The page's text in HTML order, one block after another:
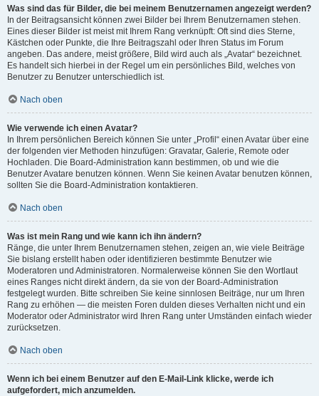
Was sind das für Bilder, die bei meinem Benutzernamen angezeigt werden?
In der Beitragsansicht können zwei Bilder bei Ihrem Benutzernamen stehen.
Eines dieser Bilder ist meist mit Ihrem Rang verknüpft: Oft sind dies Sterne,
Kästchen oder Punkte, die Ihre Beitragszahl oder Ihren Status im Forum
angeben. Das andere, meist größere, Bild wird auch als „Avatar“ bezeichnet.
Es handelt sich hierbei in der Regel um ein persönliches Bild, welches von
Benutzer zu Benutzer unterschiedlich ist.
Nach oben
Wie verwende ich einen Avatar?
In Ihrem persönlichen Bereich können Sie unter „Profil“ einen Avatar über eine
der folgenden vier Methoden hinzufügen: Gravatar, Galerie, Remote oder
Hochladen. Die Board-Administration kann bestimmen, ob und wie die
Benutzer Avatare benutzen können. Wenn Sie keinen Avatar benutzen können,
sollten Sie die Board-Administration kontaktieren.
Nach oben
Was ist mein Rang und wie kann ich ihn ändern?
Ränge, die unter Ihrem Benutzernamen stehen, zeigen an, wie viele Beiträge
Sie bislang erstellt haben oder identifizieren bestimmte Benutzer wie
Moderatoren und Administratoren. Normalerweise können Sie den Wortlaut
eines Ranges nicht direkt ändern, da sie von der Board-Administration
festgelegt wurden. Bitte schreiben Sie keine sinnlosen Beiträge, nur um Ihren
Rang zu erhöhen — die meisten Foren dulden dieses Verhalten nicht und ein
Moderator oder Administrator wird Ihren Rang unter Umständen einfach wieder
zurücksetzen.
Nach oben
Wenn ich bei einem Benutzer auf den E-Mail-Link klicke, werde ich
aufgefordert, mich anzumelden.